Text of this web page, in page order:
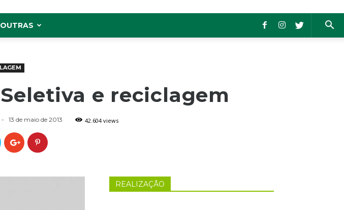
OUTRAS
e reciclagem
- 13 de maio de 2013 42.604 views
REALIZAÇÃO